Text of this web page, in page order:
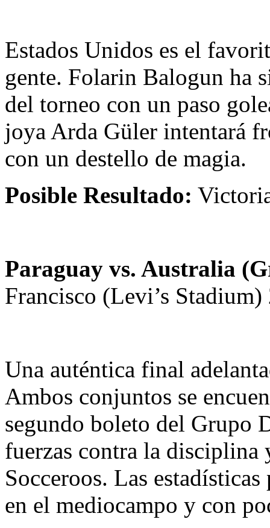
Estados Unidos es el
gente. Folarin Balogun ha
del torneo con un paso
joya Arda Güler intentará
con un destello de magia.
Posible Resultado:
Paraguay vs. Australia
Francisco (Levi’s
Una auténtica final
Ambos conjuntos se
segundo boleto del Grupo
fuerzas contra la
Socceroos. Las
en el mediocampo y con